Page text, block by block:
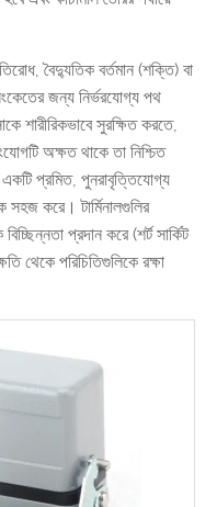
বৈদ্যুতিক বর্তমান (শক্তি) বা
জন্য নির্ভরযোগ্য পথ
শারীরিকভাবে সুরক্ষিত করতে,
অক্ষত থাকে তা নিশ্চিত
একটি প্রমিত, পুনরাবৃত্তিযোগ্য
সহজ করে। টার্মিনালগুলির
প্রদান করে (শর্ট সার্কিট
থেকে পরিচিতিগুলিকে রক্ষা